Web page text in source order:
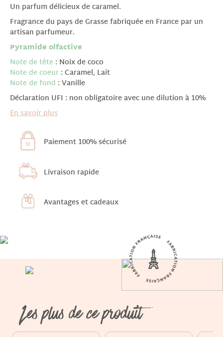
Un parfum délicieux de caramel.
Fragrance du pays de Grasse fabriquée en France par un
artisan parfumeur.
Pyramide olfactive
Note de tête : Noix de coco
Note de coeur : Caramel, Lait
Note de fond : Vanille
Déclaration UFI : non obligatoire avec une dilution à 10%
En savoir plus
Paiement 100% sécurisé
Livraison rapide
Avantages et cadeaux
Les plus de ce produit